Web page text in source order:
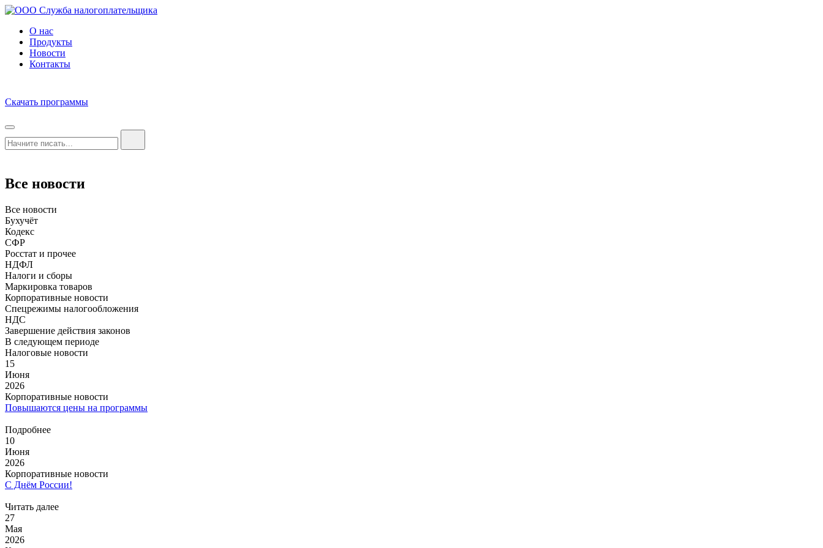
О нас
Продукты
Новости
Контакты
Скачать программы
Все новости
Все новости
Бухучёт
Кодекс
СФР
Росстат и прочее
НДФЛ
Налоги и сборы
Маркировка товаров
Корпоративные новости
Спецрежимы налогообложения
НДС
Завершение действия законов
В следующем периоде
Налоговые новости
15
Июня
2026
Корпоративные новости
Повышаются цены на программы
Подробнее
10
Июня
2026
Корпоративные новости
С Днём России!
Читать далее
27
Мая
2026